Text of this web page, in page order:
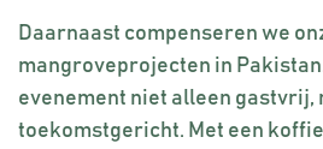
Daarnaast compenseren we
mangroveprojecten in Pakistan
evenement niet alleen gastvrij,
toekomstgericht. Met een